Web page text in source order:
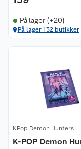
På lager (+20)
På lager i 32 butikker
KPop Demon Hunters
K-POP Demon
Om oss
Nyheter
Våre butikker
Coop kjeder
Kundeservice
Kontakt oss
Angre- og returrett
Reklamasjon og